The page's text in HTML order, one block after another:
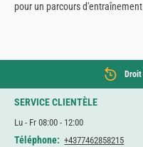
pour un parcours
SERVICE CLIENTÈLE
Lu - Fr 08:00 - 12:00
Téléphone: +4377462858215